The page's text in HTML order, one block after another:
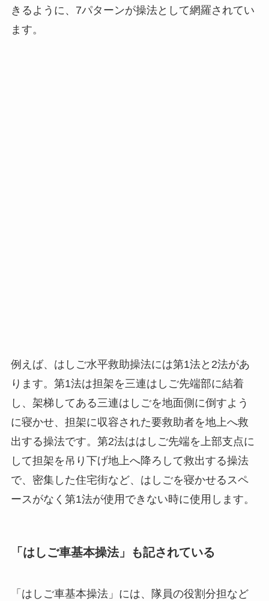
きるように、7パターンが操法として網羅されてい
ます。
例えば、はしご水平救助操法には第1法と2法があ
ります。第1法は担架を三連はしご先端部に結着
し、架梯してある三連はしごを地面側に倒すよう
に寝かせ、担架に収容された要救助者を地上へ救
出する操法です。第2法ははしご先端を上部支点に
して担架を吊り下げ地上へ降ろして救出する操法
で、密集した住宅街など、はしごを寝かせるスペ
ースがなく第1法が使用できない時に使用します。
「はしご車基本操法」も記されている
「はしご車基本操法」には、隊員の役割分担など